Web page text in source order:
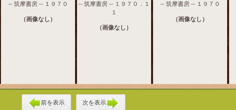
-- 筑摩書房 -- １９７０
（画像なし）
-- 筑摩書房 -- １９７０．１
１
（画像なし）
-- 筑摩書房 -- １９７０
（画像なし）
前を表示 次を表示